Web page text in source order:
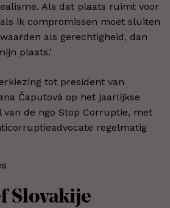
Als dat plaats ruimt voor
ik compromissen moet sluiten
als gerechtigheid, dan
plaats.’
tot president van
Čaputová op het jaarlijkse
de ngo Stop Corruptie, met
regelmatig
Slovakije